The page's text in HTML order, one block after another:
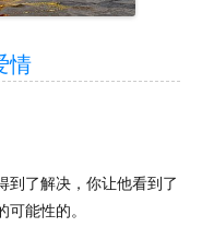
情
了解决，你让他看到了
能性的。